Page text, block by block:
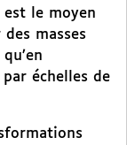
est le moyen
masses
échelles de